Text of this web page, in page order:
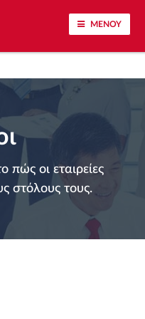
ΜΕΝΟΥ
παρακολούθηση
οδήγησης
πώς οι εταιρείες
στόλους τους.